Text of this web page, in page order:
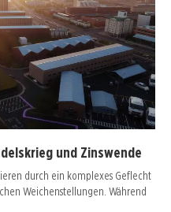
und Zinswende
durch ein komplexes Geflecht
Weichenstellungen. Während